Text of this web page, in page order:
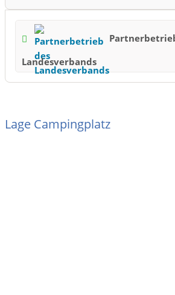
Landesverbands
Lage Campingplatz